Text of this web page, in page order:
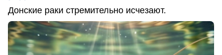
Донские раки стремительно исчезают.